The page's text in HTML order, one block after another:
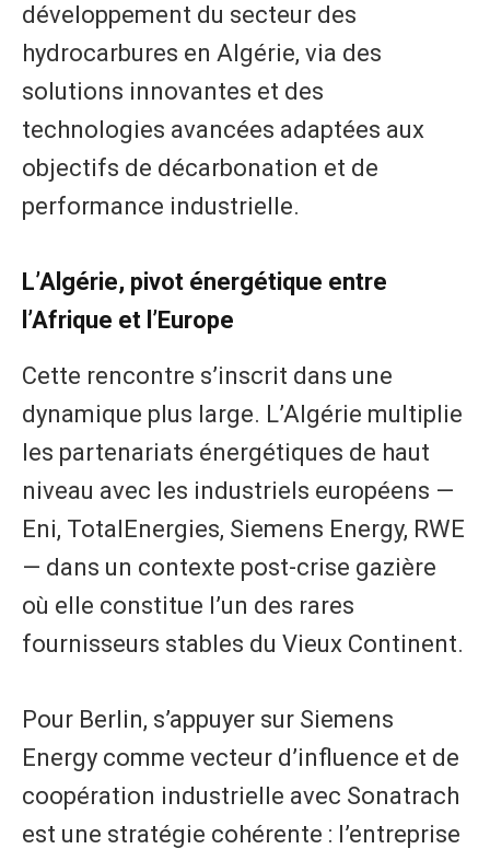
développement du secteur des
hydrocarbures en Algérie, via des
solutions innovantes et des
technologies avancées adaptées aux
objectifs de décarbonation et de
performance industrielle.
L’Algérie, pivot énergétique entre
l’Afrique et l’Europe
Cette rencontre s’inscrit dans une
dynamique plus large. L’Algérie multiplie
les partenariats énergétiques de haut
niveau avec les industriels européens —
Eni, TotalEnergies, Siemens Energy, RWE
— dans un contexte post-crise gazière
où elle constitue l’un des rares
fournisseurs stables du Vieux Continent.
Pour Berlin, s’appuyer sur Siemens
Energy comme vecteur d’influence et de
coopération industrielle avec Sonatrach
est une stratégie cohérente : l’entreprise